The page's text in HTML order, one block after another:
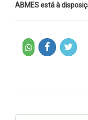
ABMES está à